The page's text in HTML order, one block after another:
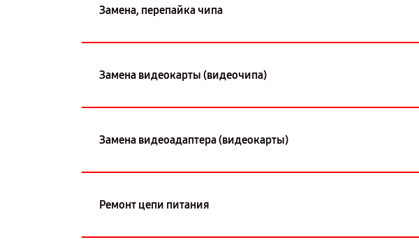
Замена, перепайка чипа
Замена видеокарты (видеочипа)
Замена видеоадаптера (видеокарты)
Ремонт цепи питания